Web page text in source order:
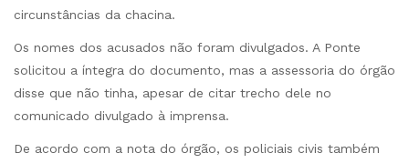
circunstâncias da chacina.
Os nomes dos acusados não foram divulgados. A Ponte
solicitou a íntegra do documento, mas a assessoria do órgão
disse que não tinha, apesar de citar trecho dele no
comunicado divulgado à imprensa.
De acordo com a nota do órgão, os policiais civis também